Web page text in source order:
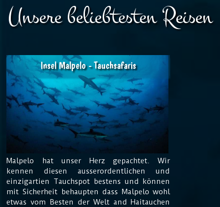
Unsere beliebtesten Reisen
Insel Malpelo - Tauchsafaris
Malpelo hat unser Herz gepachtet. Wir
kennen diesen ausserordentlichen und
einzigartien Tauchspot bestens und können
mit Sicherheit behaupten dass Malpelo wohl
etwas vom Besten der Welt and Haitauchen